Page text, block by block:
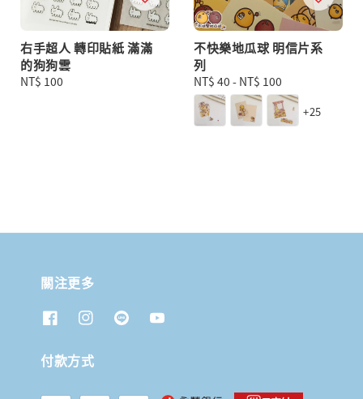
右手超人 轉印貼紙 滿滿
的狗狗雲
Regular
NT$ 100
不快樂地瓜球 明信片系
列
Regular
price
NT$ 40 - NT$ 100
+25
關注更多
付款方式